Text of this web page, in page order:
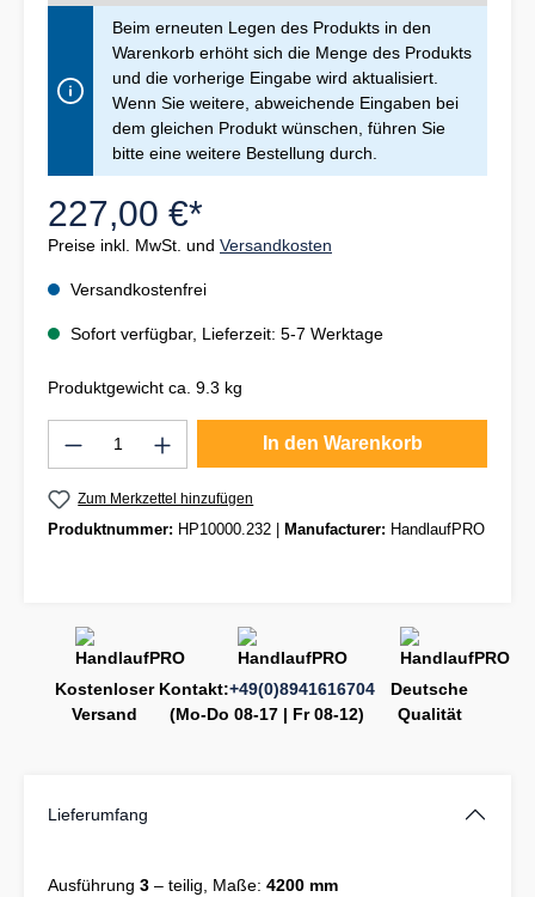
Beim erneuten Legen des Produkts in den
Warenkorb erhöht sich die Menge des Produkts
und die vorherige Eingabe wird aktualisiert.
Wenn Sie weitere, abweichende Eingaben bei
dem gleichen Produkt wünschen, führen Sie
bitte eine weitere Bestellung durch.
227,00 €*
Preise inkl. MwSt. und Versandkosten
Versandkostenfrei
Sofort verfügbar, Lieferzeit: 5-7 Werktage
Produktgewicht ca. 9.3 kg
Produkt Anzahl: Gib den gewünschten
In den Warenkorb
Zum Merkzettel hinzufügen
Produktnummer: HP10000.232 Manufacturer: HandlaufPRO
Kostenloser
Versand
Kontakt:+49(0)8941616704
(Mo-Do 08-17 | Fr 08-12)
Deutsche
Qualität
Lieferumfang
Ausführung 3 – teilig, Maße: 4200 mm